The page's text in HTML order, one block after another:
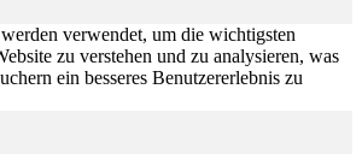
verwendet, um die wichtigsten
zu verstehen und zu analysieren, was
ein besseres Benutzererlebnis zu